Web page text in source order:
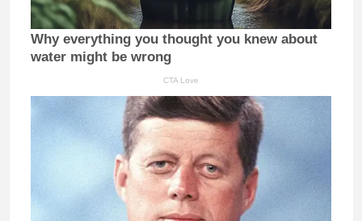
Why everything you thought you knew about
water might be wrong
CTA Love